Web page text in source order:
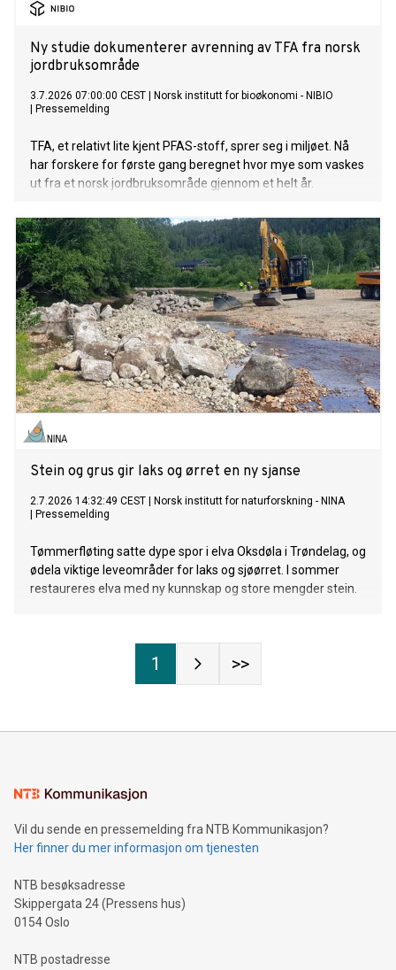
Ny studie dokumenterer avrenning av TFA fra norsk
jordbruksområde
3.7.2026 07:00:00 CEST
Norsk institutt for bioøkonomi - NIBIO
Pressemelding
TFA, et relativt lite kjent PFAS-stoff, sprer seg i miljøet. Nå
har forskere for første gang beregnet hvor mye som vaskes
ut fra et norsk jordbruksområde gjennom et helt år.
Stein og grus gir laks og ørret en ny sjanse
2.7.2026 14:32:49 CEST
Norsk institutt for naturforskning - NINA
Pressemelding
Tømmerfløting satte dype spor i elva Oksdøla i Trøndelag, og
ødela viktige leveområder for laks og sjøørret. I sommer
restaureres elva med ny kunnskap og store mengder stein.
1 >>
Vil du sende en pressemelding fra NTB Kommunikasjon?
Her finner du mer informasjon om tjenesten
NTB besøksadresse
Skippergata 24 (Pressens hus)
0154 Oslo
NTB postadresse